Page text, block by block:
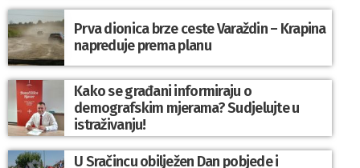
Prva dionica brze ceste Varaždin – Krapina
napreduje prema planu
Kako se građani informiraju o
demografskim mjerama? Sudjelujte u
istraživanju!
U Sračincu obilježen Dan pobjede i